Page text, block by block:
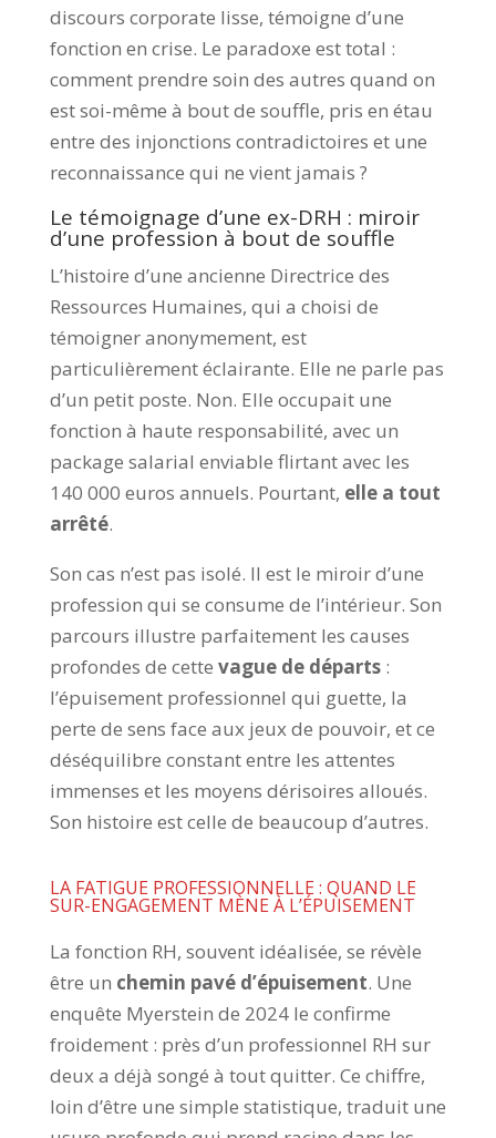
discours corporate lisse, témoigne d’une
fonction en crise. Le paradoxe est total :
comment prendre soin des autres quand on
est soi-même à bout de souffle, pris en étau
entre des injonctions contradictoires et une
reconnaissance qui ne vient jamais ?
Le témoignage d’une ex-DRH : miroir
d’une profession à bout de souffle
L’histoire d’une ancienne Directrice des
Ressources Humaines, qui a choisi de
témoigner anonymement, est
particulièrement éclairante. Elle ne parle pas
d’un petit poste. Non. Elle occupait une
fonction à haute responsabilité, avec un
package salarial enviable flirtant avec les
140 000 euros annuels. Pourtant, elle a tout
arrêté.
Son cas n’est pas isolé. Il est le miroir d’une
profession qui se consume de l’intérieur. Son
parcours illustre parfaitement les causes
profondes de cette vague de départs:
l’épuisement professionnel qui guette, la
perte de sens face aux jeux de pouvoir, et ce
déséquilibre constant entre les attentes
immenses et les moyens dérisoires alloués.
Son histoire est celle de beaucoup d’autres.
LA FATIGUE PROFESSIONNELLE : QUAND LE
SUR-ENGAGEMENT MÈNE À L’ÉPUISEMENT
La fonction RH, souvent idéalisée, se révèle
être un chemin pavé d’épuisement. Une
enquête Myerstein de 2024 le confirme
froidement : près d’un professionnel RH sur
deux a déjà songé à tout quitter. Ce chiffre,
loin d’être une simple statistique, traduit une